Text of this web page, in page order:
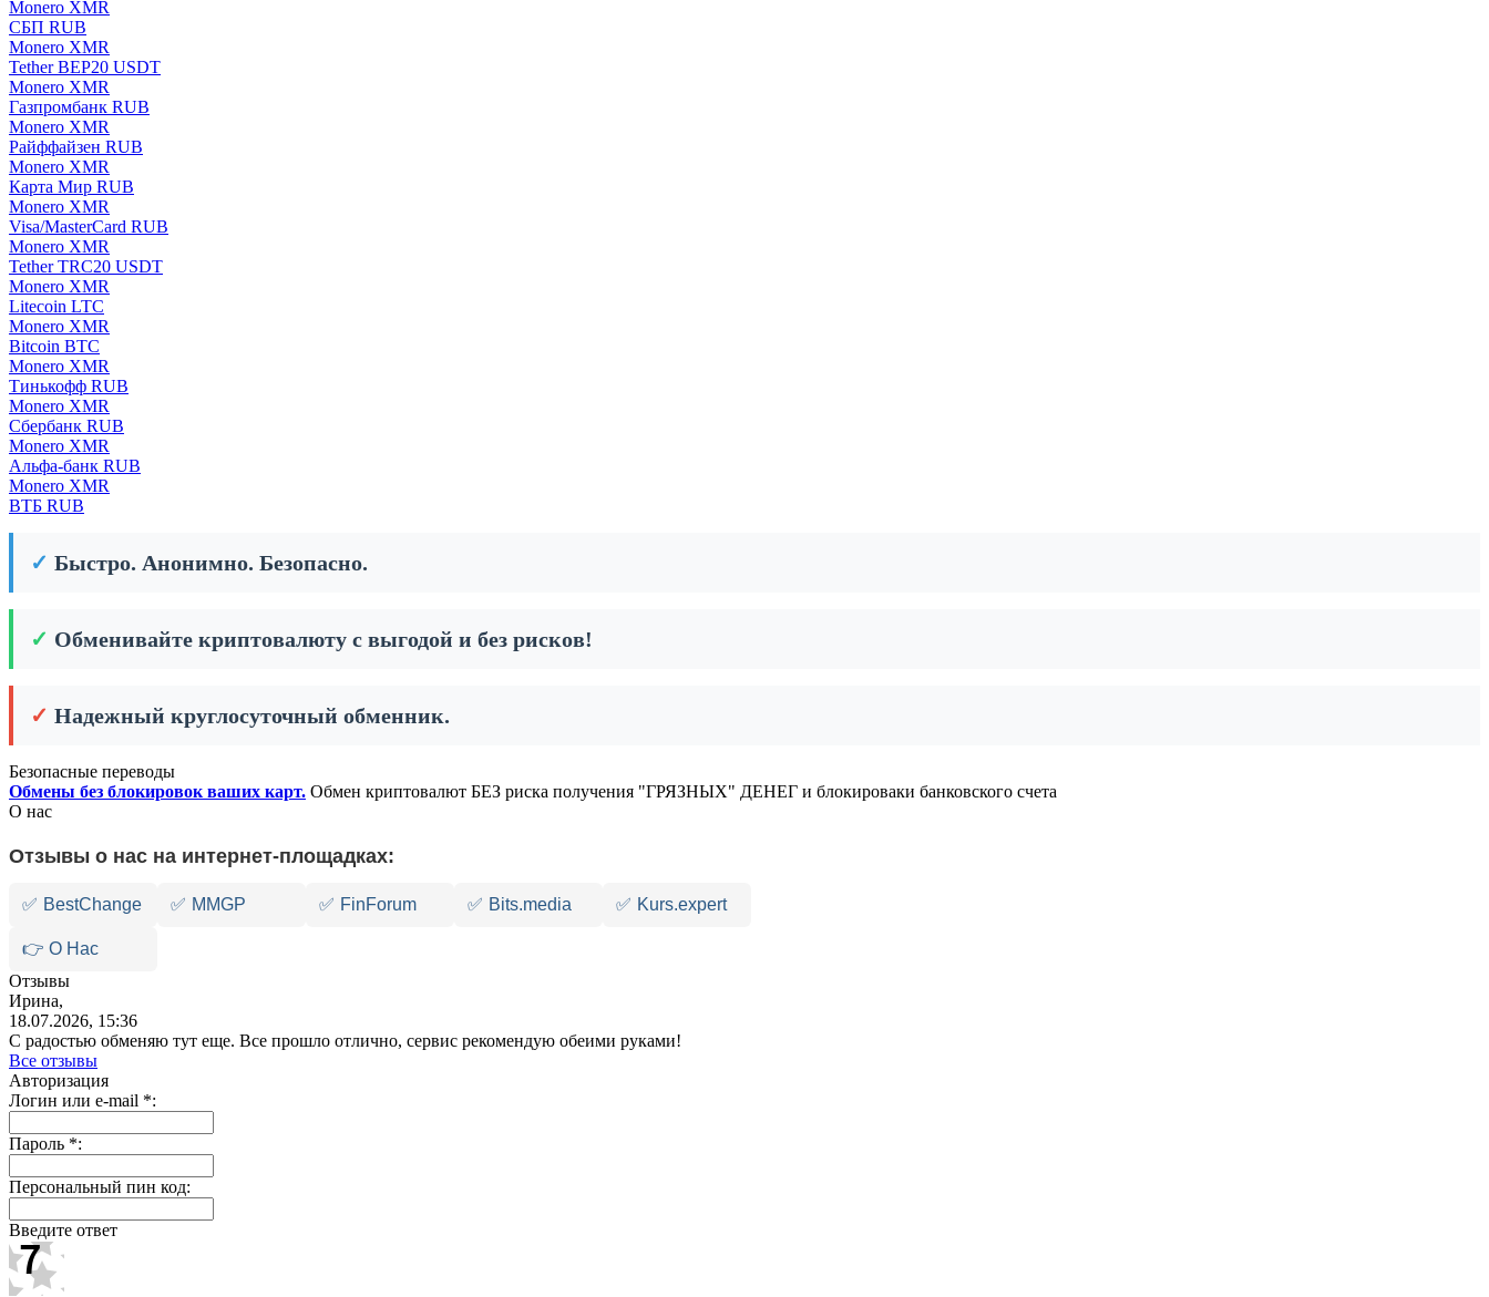
Monero XMR
СБП RUB
Monero XMR
Tether BEP20 USDT
Monero XMR
Газпромбанк RUB
Monero XMR
Райффайзен RUB
Monero XMR
Карта Мир RUB
Monero XMR
Visa/MasterCard RUB
Monero XMR
Tether TRC20 USDT
Monero XMR
Litecoin LTC
Monero XMR
Bitcoin BTC
Monero XMR
Тинькофф RUB
Monero XMR
Сбербанк RUB
Monero XMR
Альфа-банк RUB
Monero XMR
ВТБ RUB
✓ Быстро. Анонимно. Безопасно.
✓ Обменивайте криптовалюту с выгодой и без рисков!
✓ Надежный круглосуточный обменник.
Безопасные переводы
Обмены без блокировок ваших карт. Обмен криптовалют БЕЗ риска получения "ГРЯЗНЫХ" ДЕНЕГ и блокироваки банковского счета
О нас
Отзывы о нас на интернет-площадках:
✅ BestChange ✅ MMGP ✅ FinForum ✅ Bits.media ✅ Kurs.expert
👉 О Нас
Отзывы
Ирина,
18.07.2026, 15:36
С радостью обменяю тут еще. Все прошло отлично, сервис рекомендую обеими руками!
Все отзывы
Авторизация
Логин или e-mail *:
Пароль *:
Персональный пин код:
Введите ответ